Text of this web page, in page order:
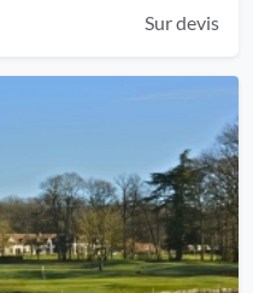
Sur devis